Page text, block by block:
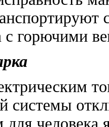
с горючими
системы
человека